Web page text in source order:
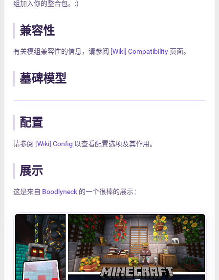
组加入你的整合包。:)
兼容性
有关模组兼容性的信息，请参阅 [Wiki] Compatibility 页面。
墓碑模型
配置
请参阅 [Wiki] Config 以查看配置选项及其作用。
展示
这是来自 Boodlyneck 的一个很棒的展示：